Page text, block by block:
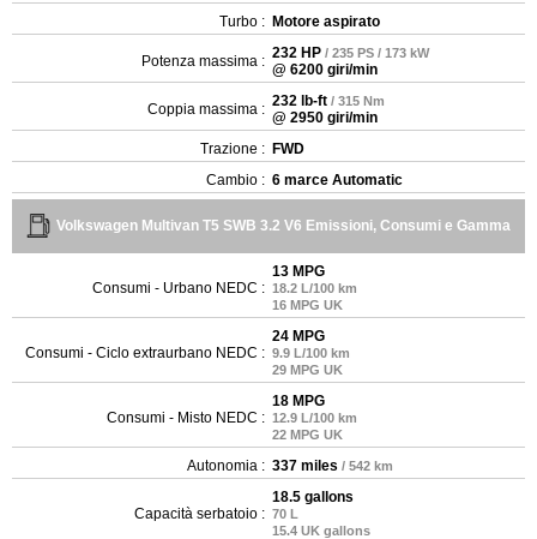
Turbo : Motore aspirato
Potenza massima : 232 HP / 235 PS / 173 kW
@ 6200 giri/min
Coppia massima : 232 lb-ft / 315 Nm
@ 2950 giri/min
Trazione : FWD
Cambio : 6 marce Automatic
Volkswagen Multivan T5 SWB 3.2 V6 Emissioni, Consumi e Gamma
Consumi - Urbano NEDC :
13 MPG
18.2 L/100 km
16 MPG UK
Consumi - Ciclo extraurbano NEDC :
24 MPG
9.9 L/100 km
29 MPG UK
Consumi - Misto NEDC :
18 MPG
12.9 L/100 km
22 MPG UK
Autonomia : 337 miles / 542 km
Capacità serbatoio :
18.5 gallons
70 L
15.4 UK gallons